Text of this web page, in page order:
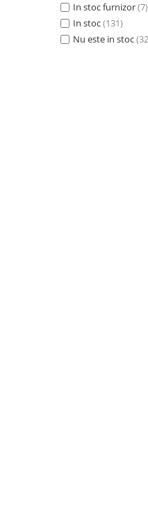
Ancore pescuit
Momeli artificiale
In stoc furnizor(7)
In stoc(131)
Nu este in stoc